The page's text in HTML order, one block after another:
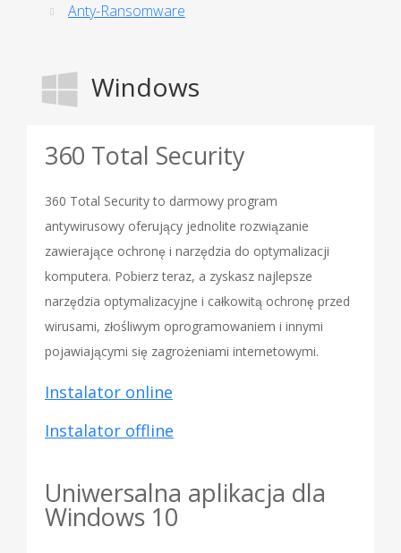
Anty-Ransomware
Windows
360 Total Security
360 Total Security to darmowy program
antywirusowy oferujący jednolite rozwiązanie
zawierające ochronę i narzędzia do optymalizacji
komputera. Pobierz teraz, a zyskasz najlepsze
narzędzia optymalizacyjne i całkowitą ochronę przed
wirusami, złośliwym oprogramowaniem i innymi
pojawiającymi się zagrożeniami internetowymi.
Instalator online
Instalator offline
Uniwersalna aplikacja dla
Windows 10